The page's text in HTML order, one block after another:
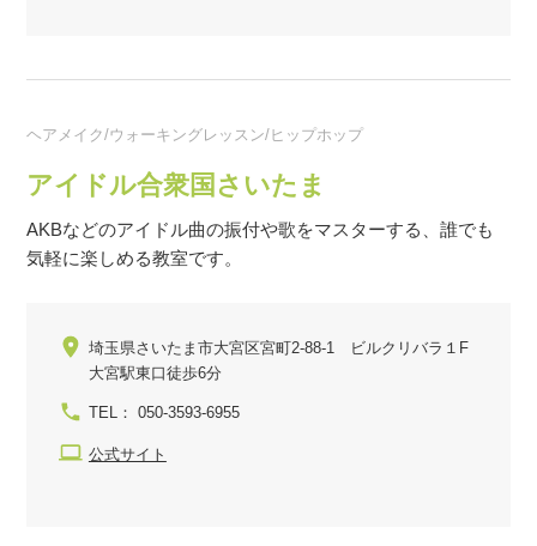
ヘアメイク/ウォーキングレッスン/ヒップホップ
アイドル合衆国さいたま
AKBなどのアイドル曲の振付や歌をマスターする、誰でも
気軽に楽しめる教室です。
埼玉県さいたま市大宮区宮町2-88-1 ビルクリバラ１F
大宮駅東口徒歩6分
TEL： 050-3593-6955
公式サイト